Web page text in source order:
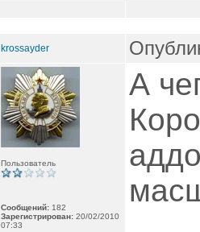
krossayder
Пользователь
Сообщений: 182
Зарегистрирован: 20/02/2010
07:33
А